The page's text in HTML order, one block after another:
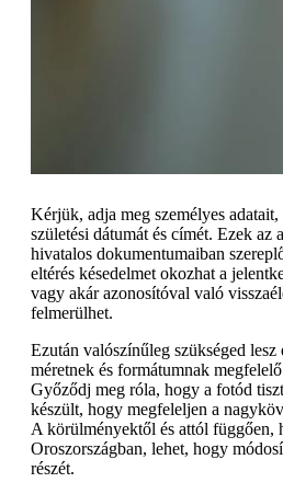
Kérjük, adja meg személyes
születési dátumát és címét. Ezek az
hivatalos dokumentumaiban
eltérés késedelmet okozhat a
vagy akár azonosítóval való
felmerülhet.
Ezután valószínűleg szükséged
méretnek és formátumnak
Győződj meg róla, hogy a fotód
készült, hogy megfeleljen a
A körülményektől és attól függően,
Oroszországban, lehet, hogy
részét.